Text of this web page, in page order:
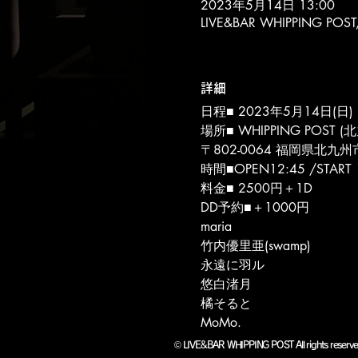
2023年5月14日 13:00
LIVE&BAR WHIPPING
詳細
日程■ 2023年5月14日(日)
場所■ WHIPPING POST (
〒802-0064 福岡県北九州
時間■OPEN12:45 /
料金■ 2500円＋1D
DD予約■＋1000円
maria
竹内優里亜(swamp)
永遠に羽ル
悠白渚月
橘そると
MoMo.
© LIVE&BAR WHIPPING POST All rights